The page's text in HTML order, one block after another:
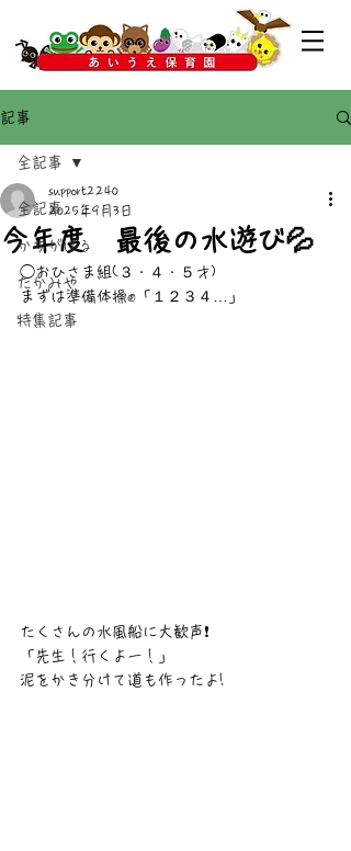
記事
全記事
かすがばる
たかみや
特集記事
全記事
今年度 最後の水遊び💦
support2240
2025年9月3日
◯おひさま組(３・４・５才)
まずは準備体操✊️「１２３４…」
たくさんの水風船に大歓声❗
「先生！行くよー！」
泥をかき分けて道も作ったよ!